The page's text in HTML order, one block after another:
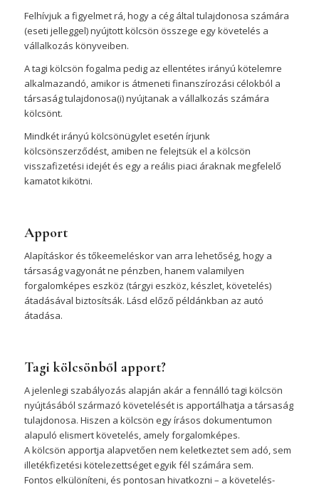
Felhívjuk a figyelmet rá, hogy a cég által tulajdonosa számára
(eseti jelleggel) nyújtott kölcsön összege egy követelés a
vállalkozás könyveiben.
A tagi kölcsön fogalma pedig az ellentétes irányú kötelemre
alkalmazandó, amikor is átmeneti finanszírozási célokból a
társaság tulajdonosa(i) nyújtanak a vállalkozás számára
kölcsönt.
Mindkét irányú kölcsönügylet esetén írjunk
kölcsönszerződést, amiben ne felejtsük el a kölcsön
visszafizetési idejét és egy a reális piaci áraknak megfelelő
kamatot kikötni.
Apport
Alapításkor és tőkeemeléskor van arra lehetőség, hogy a
társaság vagyonát ne pénzben, hanem valamilyen
forgalomképes eszköz (tárgyi eszköz, készlet, követelés)
átadásával biztosítsák. Lásd előző példánkban az autó
átadása.
Tagi kölcsönből apport?
A jelenlegi szabályozás alapján akár a fennálló tagi kölcsön
nyújtásából származó követelését is apportálhatja a társaság
tulajdonosa. Hiszen a kölcsön egy írásos dokumentumon
alapuló elismert követelés, amely forgalomképes.
A kölcsön apportja alapvetően nem keletkeztet sem adó, sem
illetékfizetési kötelezettséget egyik fél számára sem.
Fontos elkülöníteni, és pontosan hivatkozni – a követelés-